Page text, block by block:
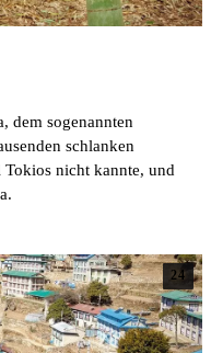
dem sogenannten
schlanken
nicht kannte, und
24